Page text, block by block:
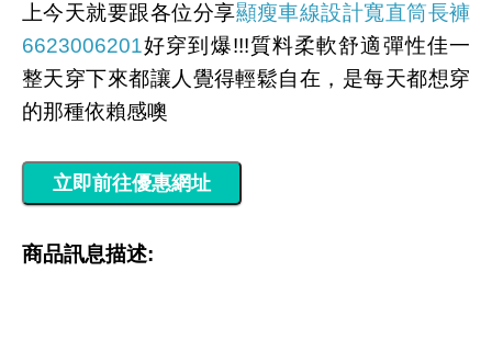
上今天就要跟各位分享顯瘦車線設計寬直筒長褲
6623006201好穿到爆!!!質料柔軟舒適彈性佳一
整天穿下來都讓人覺得輕鬆自在，是每天都想穿
的那種依賴感噢
商品訊息描述: